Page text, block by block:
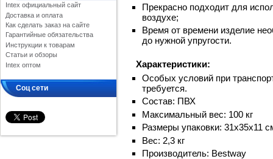
Intex официальный сайт
Доставка и оплата
Как сделать заказ на сайте
Гарантийные обязательства
Инструкции к товарам
Статьи и обзоры
Intex оптом
Соц сети
Прекрасно подходит для
воздухе;
Время от времени изделие
до нужной упругости.
Характеристики:
Особых условий при
требуется.
Состав: ПВХ
Максимальный вес: 100 кг
Размеры упаковки: 31х35х11
Вес: 2,3 кг
Производитель: Bestway